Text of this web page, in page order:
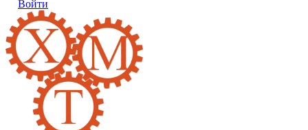
Войти